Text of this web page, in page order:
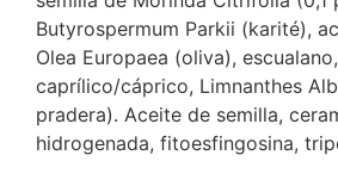
Butyrospermum Parkii (karité),
Olea Europaea (oliva),
caprílico/cáprico, Limnanthes
pradera). Aceite de semilla,
hidrogenada, fitoesfingosina,